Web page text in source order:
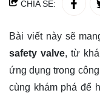
CHIA SẺ:
Bài viết này sẽ
safety valve, từ
ứng dụng trong
cùng khám phá để